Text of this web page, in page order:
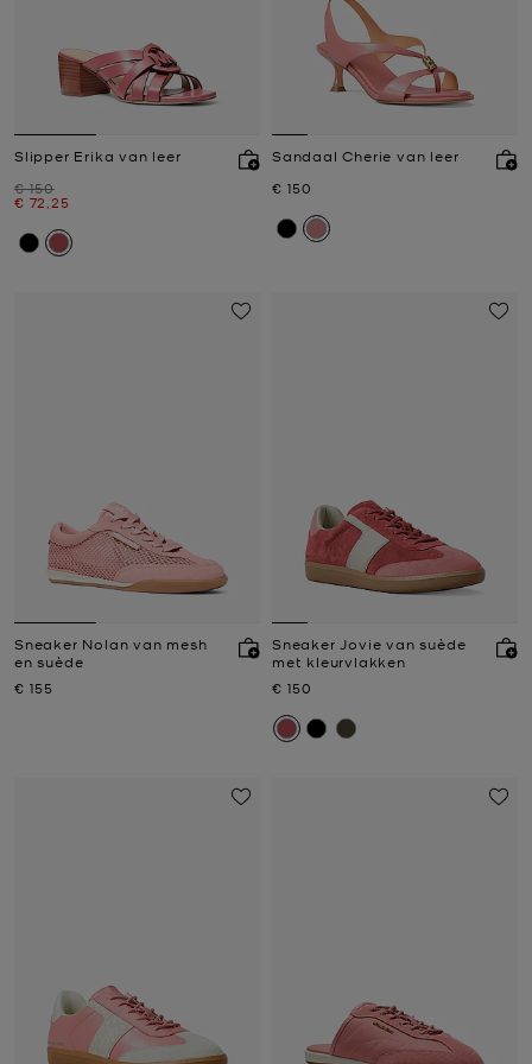
Slipper Erika van leer
Was
€ 150
Nu
€ 72,25
Sandaal Cherie van leer
Nu
€ 150
Sneaker Nolan van mesh
en suède
Nu
€ 155
Sneaker Jovie van suède
met kleurvlakken
Nu
€ 150